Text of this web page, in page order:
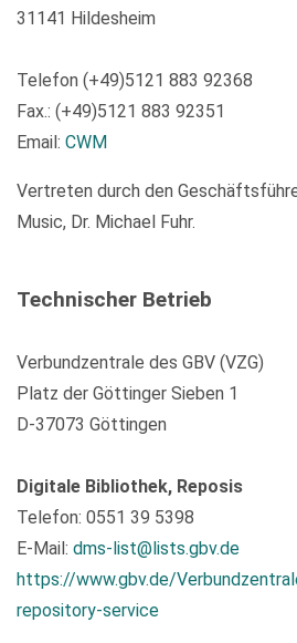
31141 Hildesheim
Telefon (+49)5121 883 92368
Fax.: (+49)5121 883 92351
Email: CWM
Vertreten durch den
Music, Dr. Michael Fuhr.
Technischer Betrieb
Verbundzentrale des GBV (VZG)
Platz der Göttinger Sieben 1
D-37073 Göttingen
Digitale Bibliothek, Reposis
Telefon: 0551 39 5398
E-Mail: dms-list@lists.gbv.de
https://www.gbv.de/
repository-service